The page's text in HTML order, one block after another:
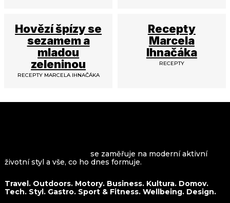
Hovězí špízy se
sezamem a
mladou
zeleninou
RECEPTY MARCELA IHNAČÁKA
Recepty
Marcela
Ihnačáka
RECEPTY
se zaměřuje na moderní aktivní
životní styl a vše, co ho dnes formuje.
Travel. Outdoors. Motory. Business. Kultura. Domov.
Tech. Styl. Gastro. Sport & Fitness. Wellbeing. Design.